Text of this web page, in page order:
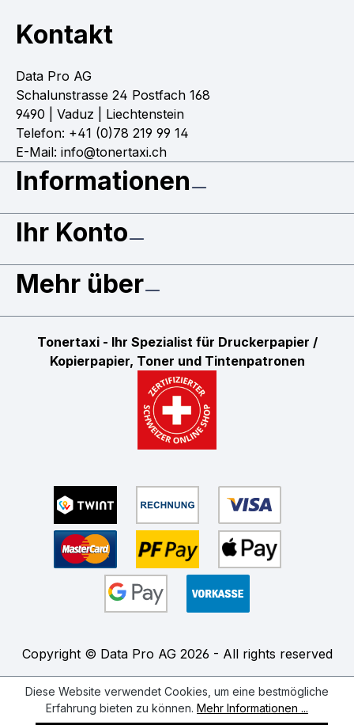
Kontakt
Data Pro AG
Schalunstrasse 24 Postfach 168
9490 | Vaduz | Liechtenstein
Telefon: +41 (0)78 219 99 14
E-Mail: info@tonertaxi.ch
Informationen
Ihr Konto
Mehr über
Tonertaxi - Ihr Spezialist für Druckerpapier /
Kopierpapier, Toner und Tintenpatronen
Copyright © Data Pro AG 2026 - All rights reserved
Diese Website verwendet Cookies, um eine bestmögliche
Erfahrung bieten zu können. Mehr Informationen ...